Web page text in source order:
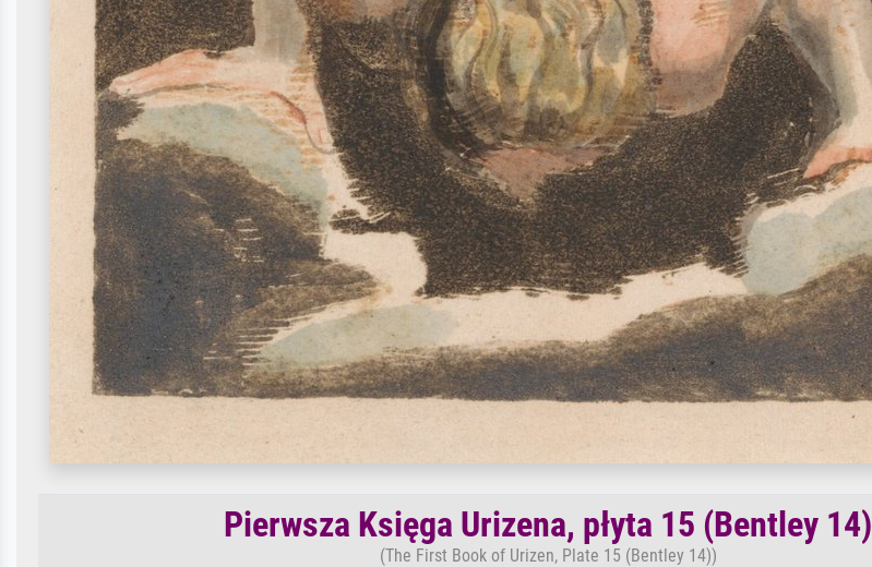
Pierwsza Księga Urizena, płyta 15 (Bentley 14)
(The First Book of Urizen, Plate 15 (Bentley 14))